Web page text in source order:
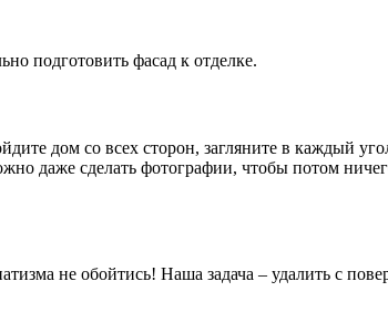
подготовить фасад к отделке.
дом со всех сторон, загляните в каждый
даже сделать фотографии, чтобы потом
не обойтись! Наша задача – удалить с